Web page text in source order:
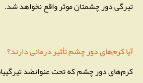
تیرگی دور چشمتان موثر واقع نخواهد شد.
آیا کرم‌های دور چشم تأثیر درمانی دارند؟
کرم‌های دور چشم که تحت عنوانضد